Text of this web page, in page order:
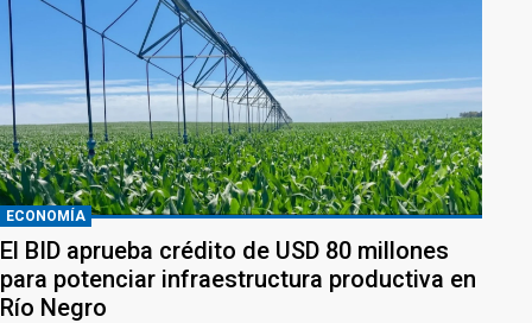
ECONOMÍA
El BID aprueba crédito de USD 80 millones
para potenciar infraestructura productiva en
Río Negro